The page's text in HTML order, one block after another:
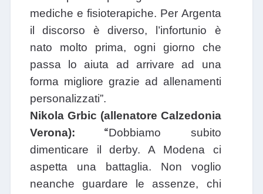
mediche e fisioterapiche. Per Argenta
il discorso è diverso, l’infortunio è
nato molto prima, ogni giorno che
passa lo aiuta ad arrivare ad una
forma migliore grazie ad allenamenti
personalizzati”.
Nikola Grbic (allenatore Calzedonia
Verona):
“Dobbiamo subito
dimenticare il derby. A Modena ci
aspetta una battaglia. Non voglio
neanche guardare le assenze, chi